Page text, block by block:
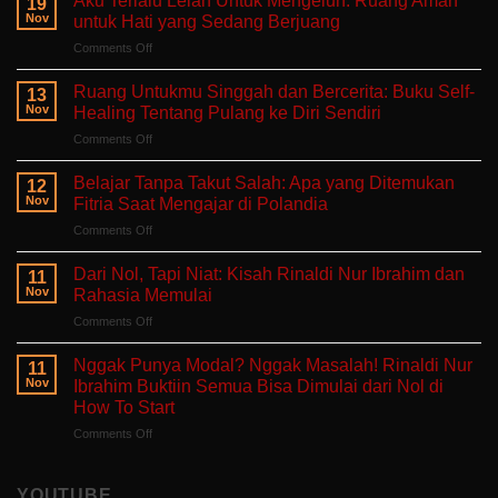
Nov
untuk Hati yang Sedang Berjuang
Comments Offon
Terlalu
Untuk
Mengeluh:
Ruang
Aman
untuk
Sedang
Berjuang
13
Nov
Ruang Untukmu Singgah dan Bercerita: Buku Self-
Healing Tentang Pulang ke Diri Sendiri
Comments Offon
Untukmu
Singgah
dan
Bercerita:
Buku
Self-
Healing
ke
Diri
Sendiri
12
Nov
Belajar Tanpa Takut Salah: Apa yang Ditemukan
Fitria Saat Mengajar di Polandia
Comments Offon
Tanpa
Takut
Salah:
Apa
yang
Ditemukan
Fitria
Saat
Mengajar
di
11
Nov
Dari Nol, Tapi Niat: Kisah Rinaldi Nur Ibrahim dan
Rahasia Memulai
Comments Offon
Tapi
Niat:
Kisah
Rinaldi
11
Nov
Nggak Punya Modal? Nggak Masalah! Rinaldi Nur
Ibrahim Buktiin Semua Bisa Dimulai dari Nol di
How To Start
Comments Offon